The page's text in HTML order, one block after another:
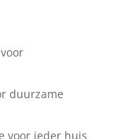
duurzame
voor ieder huis